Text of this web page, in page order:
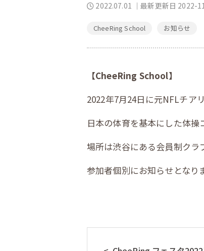
2022.07.01 ｜最新更新日 2022-
CheeRing School お知らせ
【CheeRing School】
2022年7月24日に元NFLチア
日本の体育を基本にした体操
場所は渋谷にある会員制クラ
参加者個別にお知らせとなり